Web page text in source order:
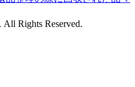
Rights Reserved.